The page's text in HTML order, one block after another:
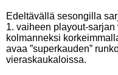
Edeltävällä sesongilla
1. vaiheen playout-
kolmanneksi
avaa ”superkauden”
vieraskaukaloissa.